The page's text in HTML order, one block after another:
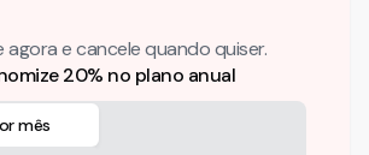
agora e cancele quando quiser.
20% no plano anual
mês